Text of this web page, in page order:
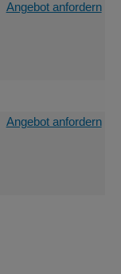
Angebot anfordern
Angebot anfordern